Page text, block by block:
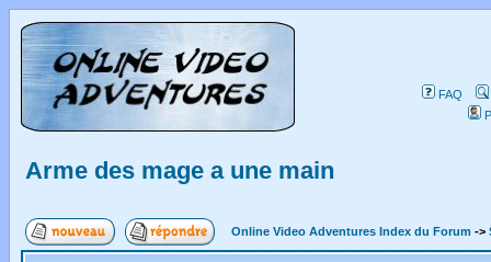
FAQ
Arme des mage a une main
Online Video Adventures Index du Forum ->